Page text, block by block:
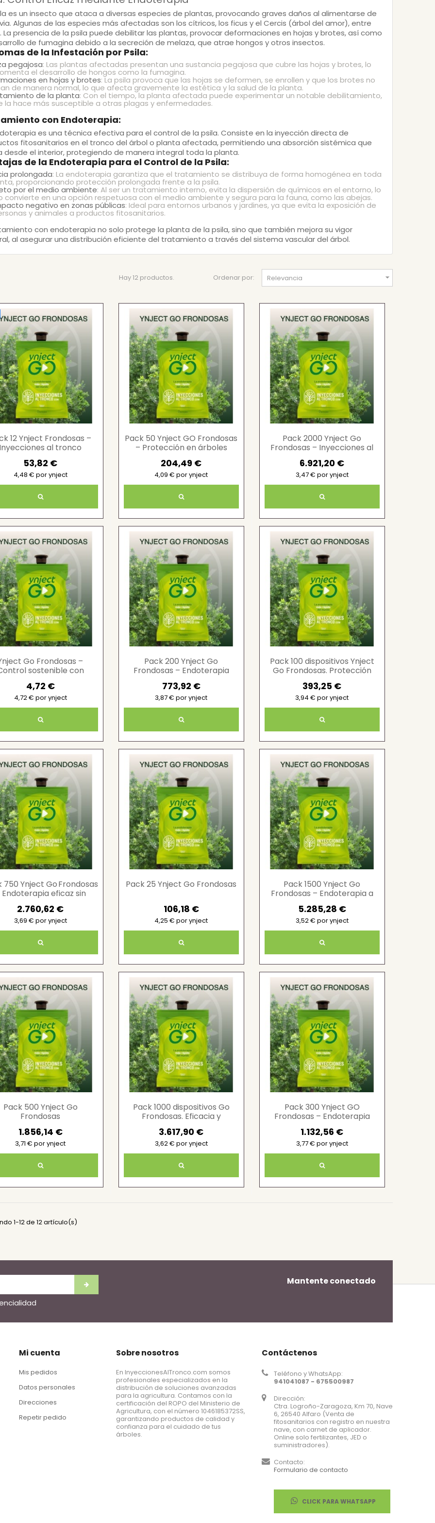
es un insecto que ataca a diversas especies de plantas, provocando graves daños al alimentarse de
Algunas de las especies más afectadas son los cítricos, los ficus y el Cercis (árbol del amor), entre
La presencia de la psila puede debilitar las plantas, provocar deformaciones en hojas y brotes, así como
de fumagina debido a la secreción de melaza, que atrae hongos y otros insectos.
de la Infestación por Psila:
pegajosa: Las plantas afectadas presentan una sustancia pegajosa que cubre las hojas y brotes, lo
el desarrollo de hongos como la fumagina.
en hojas y brotes: La psila provoca que las hojas se deformen, se enrollen y que los brotes no
de manera normal, lo que afecta gravemente la estética y la salud de la planta.
de la planta: Con el tiempo, la planta afectada puede experimentar un notable debilitamiento,
la hace más susceptible a otras plagas y enfermedades.
con Endoterapia:
es una técnica efectiva para el control de la psila. Consiste en la inyección directa de
fitosanitarios en el tronco del árbol o planta afectada, permitiendo una absorción sistémica que
desde el interior, protegiendo de manera integral toda la planta.
de la Endoterapia para el Control de la Psila:
prolongada: La endoterapia garantiza que el tratamiento se distribuya de forma homogénea en toda
proporcionando protección prolongada frente a la psila.
por el medio ambiente: Al ser un tratamiento interno, evita la dispersión de químicos en el entorno, lo
convierte en una opción respetuosa con el medio ambiente y segura para la fauna, como las abejas.
negativo en zonas públicas: Ideal para entornos urbanos y jardines, ya que evita la exposición de
y animales a productos fitosanitarios.
con endoterapia no solo protege la planta de la psila, sino que también mejora su vigor
al asegurar una distribución eficiente del tratamiento a través del sistema vascular del árbol.
Hay 12 productos. Ordenar por: Relevancia 
12 Ynject Frondosas –
al tronco
prácticas
53,82 €
4,48 € por ynject
Pack 50 Ynject GO Frondosas
– Protección en árboles
204,49 €
4,09 € por ynject
Pack 2000 Ynject Go
Frondosas – Inyecciones al
tronco pro
6.921,20 €
3,47 € por ynject
Go Frondosas –
sostenible con
4,72 €
4,72 € por ynject
Pack 200 Ynject Go
Frondosas – Endoterapia
contra plagas
773,92 €
3,87 € por ynject
Pack 100 dispositivos Ynject
Go Frondosas. Protección
vegetal eficaz
393,25 €
3,94 € por ynject
750 Ynject Go Frondosas
Endoterapia eficaz sin
residuos
2.760,62 €
3,69 € por ynject
Pack 25 Ynject Go Frondosas
106,18 €
4,25 € por ynject
Pack 1500 Ynject Go
Frondosas – Endoterapia a
gran escala
5.285,28 €
3,52 € por ynject
Pack 500 Ynject Go
Frondosas
1.856,14 €
3,71 € por ynject
Pack 1000 dispositivos Go
Frondosas. Eficacia y
sostenibilidad Ynject
3.617,90 €
3,62 € por ynject
Pack 300 Ynject GO
Frondosas – Endoterapia
para árboles
1.132,56 €
3,77 € por ynject
1-12 de 12 artículo(s)
Mantente conectado
Mi cuenta
Mis pedidos
Datos personales
Direcciones
Repetir pedido
Sobre nosotros
En InyeccionesAlTronco.com somos
profesionales especializados en la
distribución de soluciones avanzadas
para la agricultura. Contamos con la
certificación del ROPO del Ministerio de
Agricultura, con el número 1046185372SS,
garantizando productos de calidad y
confianza para el cuidado de tus
árboles.
Contáctenos
Teléfono y WhatsApp:
941041087 - 675500987
Dirección:
Ctra. Logroño-Zaragoza, Km 70, Nave
6, 26540 Alfaro (Venta de
fitosanitarios con registro en nuestra
nave, con carnet de aplicador.
Online solo fertilizantes, JED o
suministradores).
Contacto:
Formulario de contacto
CLICK PARA WHATSAPP